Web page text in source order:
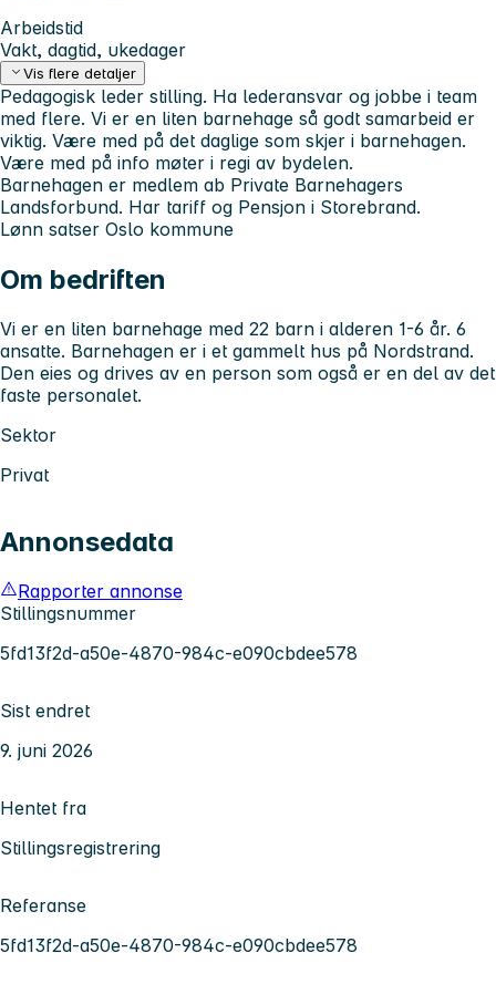
Arbeidstid
Vakt, dagtid, ukedager
Vis flere detaljer
Pedagogisk leder stilling. Ha lederansvar og jobbe i team
med flere. Vi er en liten barnehage så godt samarbeid er
viktig. Være med på det daglige som skjer i barnehagen.
Være med på info møter i regi av bydelen.
Barnehagen er medlem ab Private Barnehagers
Landsforbund. Har tariff og Pensjon i Storebrand.
Lønn satser Oslo kommune
Om bedriften
Vi er en liten barnehage med 22 barn i alderen 1-6 år. 6
ansatte. Barnehagen er i et gammelt hus på Nordstrand.
Den eies og drives av en person som også er en del av det
faste personalet.
Sektor
Privat
Annonsedata
Rapporter annonse
Stillingsnummer
5fd13f2d-a50e-4870-984c-e090cbdee578
Sist endret
9. juni 2026
Hentet fra
Stillingsregistrering
Referanse
5fd13f2d-a50e-4870-984c-e090cbdee578